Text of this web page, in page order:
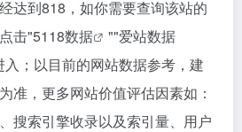
达到818，如你需要查询该站的
击"5118数据 ""爱站数据
入；以目前的网站数据参考，建
准，更多网站价值评估因素如：
搜索引擎收录以及索引量、用户